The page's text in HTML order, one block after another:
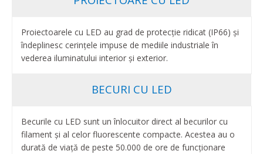
Proiectoarele cu LED au grad de protecție ridicat (IP66) și
îndeplinesc cerințele impuse de mediile industriale în
vederea iluminatului interior și exterior.
BECURI CU LED
Becurile cu LED sunt un înlocuitor direct al becurilor cu
filament și al celor fluorescente compacte. Acestea au o
durată de viață de peste 50.000 de ore de funcționare